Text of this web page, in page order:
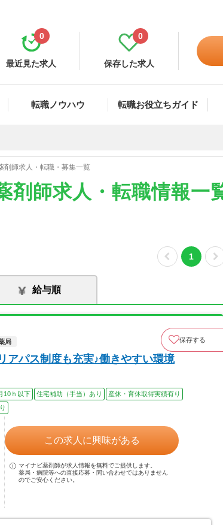
最近見た求人
0
保存した求人
0
転職ノウハウ 転職お役立ちガイド
剤師求人・転職・募集一覧
剤師求人・転職情報一
1
給与順
局 保存する
アパス制度も充実♪働きやすい環境
10ｈ以下 住宅補助（手当）あり
産休・育休取得実績有り
この求人に興味がある
マイナビ薬剤師が求人情報を無料でご提供します。
薬局・病院等への直接応募・問い合わせではありません
のでご安心ください。